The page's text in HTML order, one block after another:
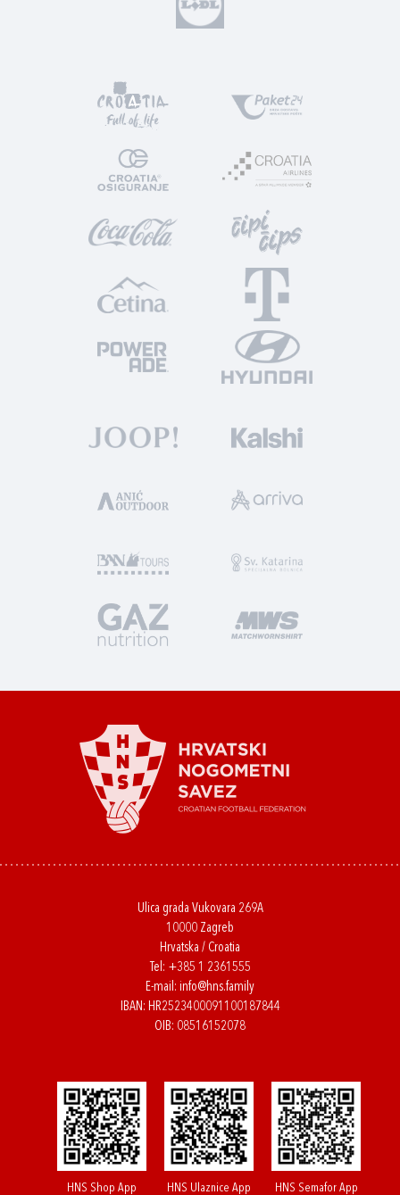
Ulica grada Vukovara 269A
10000 Zagreb
Hrvatska / Croatia
Tel: +385 1 2361555
E-mail: info@hns.family
IBAN: HR2523400091100187844
OIB: 08516152078
HNS Shop App HNS Ulaznice App HNS Semafor App